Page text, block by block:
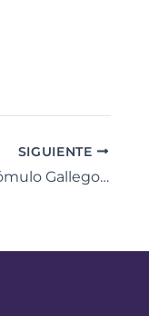
SIGUIENTE
Sembrando Innovación: La Escuela Técnica Rómulo Gallegos recibe la chispa de la programación